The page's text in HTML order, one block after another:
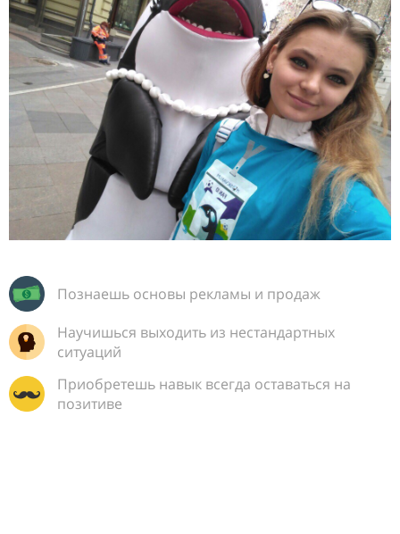
Познаешь основы рекламы и продаж
Научишься выходить из нестандартных
ситуаций
Приобретешь навык всегда оставаться на
позитиве